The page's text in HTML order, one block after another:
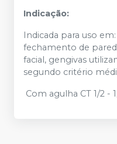
Indicação:
Indicada para uso
fechamento de
facial, gengivas
segundo critério
Com agulha CT 1/2 -